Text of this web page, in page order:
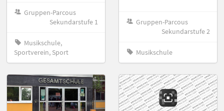
Gruppen-Parcous
Sekundarstufe 1
Musikschule,
Sportverein, Sport
Gruppen-Parcous
Sekundarstufe 2
Musikschule